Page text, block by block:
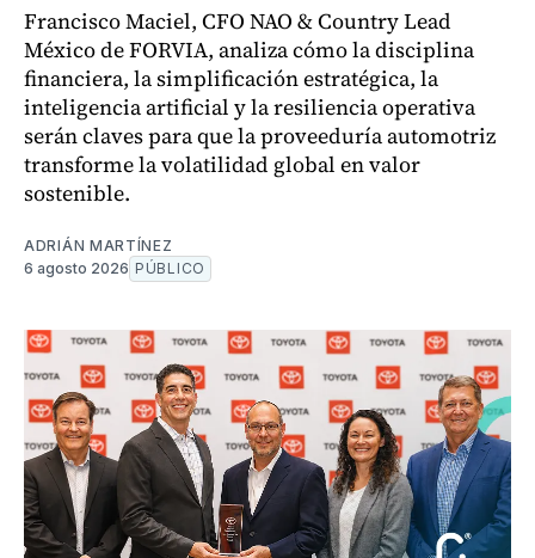
Francisco Maciel, CFO NAO & Country Lead
México de FORVIA, analiza cómo la disciplina
financiera, la simplificación estratégica, la
inteligencia artificial y la resiliencia operativa
serán claves para que la proveeduría automotriz
transforme la volatilidad global en valor
sostenible.
ADRIÁN MARTÍNEZ
6 agosto 2026 PÚBLICO